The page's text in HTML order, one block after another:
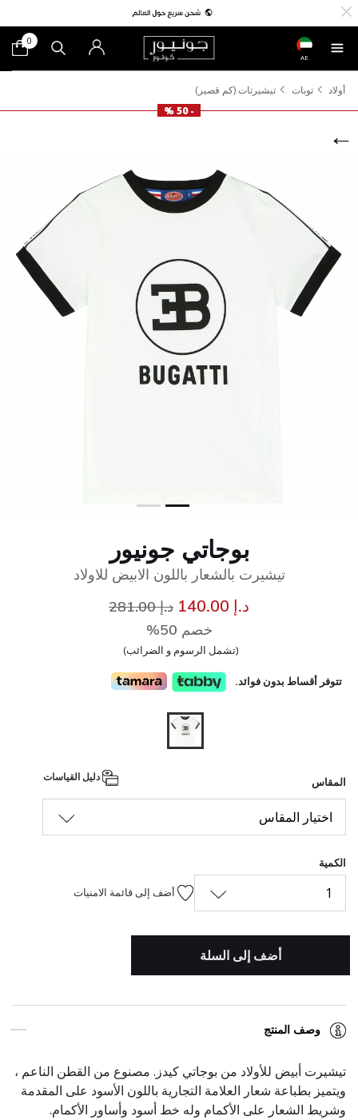
AE
0
أولاد توبات
تيشيرتات (كم قصير)
- 50 %
بوجاتي جونيور
تيشيرت بالشعار باللون الابيض للاولاد
د.إ 140.00 سعر مخفض مند.إ 281.00
خصم 50%
(تشمل الرسوم و الضرائب)
تتوفر أقساط بدون فوائد.
المقاس
اختيار المقاس
الكمية
1 أضف إلى قائمة الامنيات
أضف إلى السلة
وصف المنتج
تيشيرت أبيض للأولاد من بوجاتي كيدز. مصنوع من القطن الناعم ،
ويتميز بطباعة شعار العلامة التجارية باللون الأسود على المقدمة
وشريط الشعار على الأكمام وله خط أسود وأساور الأكمام.